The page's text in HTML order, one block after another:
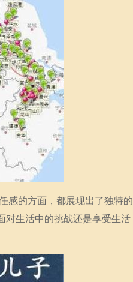
感的方面，都展现出了独特的
对生活中的挑战还是享受生活